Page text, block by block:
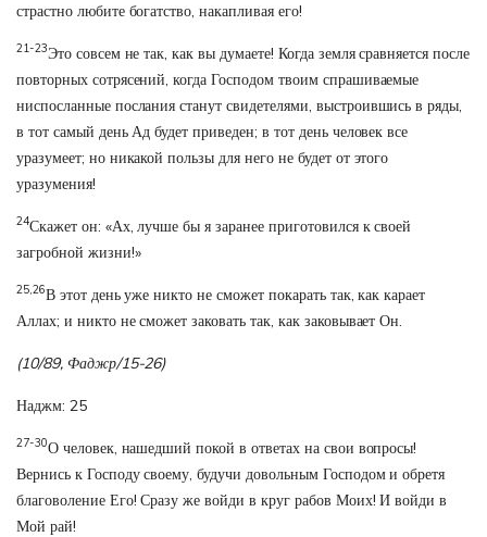
страстно любите богатство, накапливая его!
21-23Это совсем не так, как вы думаете! Когда земля сравняется после
повторных сотрясений, когда Господом твоим спрашиваемые
ниспосланные послания станут свидетелями, выстроившись в ряды,
в тот самый день Ад будет приведен; в тот день человек все
уразумеет; но никакой пользы для него не будет от этого
уразумения!
24Скажет он: «Ах, лучше бы я заранее приготовился к своей
загробной жизни!»
25,26В этот день уже никто не сможет покарать так, как карает
Аллах; и никто не сможет заковать так, как заковывает Он.
(10/89, Фаджр/15-26)
Наджм: 25
27-30О человек, нашедший покой в ответах на свои вопросы!
Вернись к Господу своему, будучи довольным Господом и обретя
благоволение Его! Сразу же войди в круг рабов Моих! И войди в
Мой рай!